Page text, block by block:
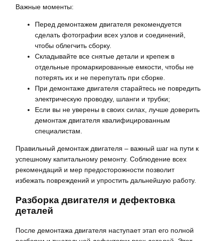
Важные моменты:
Перед демонтажем двигателя рекомендуется
сделать фотографии всех узлов и соединений,
чтобы облегчить сборку.
Складывайте все снятые детали и крепеж в
отдельные промаркированные емкости, чтобы не
потерять их и не перепутать при сборке.
При демонтаже двигателя старайтесь не повредить
электрическую проводку, шланги и трубки;
Если вы не уверены в своих силах, лучше доверить
демонтаж двигателя квалифицированным
специалистам.
Правильный демонтаж двигателя – важный шаг на пути к
успешному капитальному ремонту. Соблюдение всех
рекомендаций и мер предосторожности позволит
избежать повреждений и упростить дальнейшую работу.
Разборка двигателя и дефектовка
деталей
После демонтажа двигателя наступает этап его полной